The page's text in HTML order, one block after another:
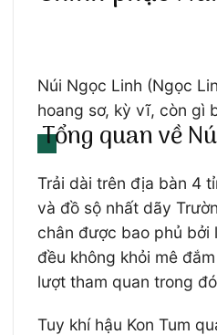
Núi Ngọc Linh (Ngọc
hoang sơ, kỳ vĩ, còn gì
Tổng quan về
Trải dài trên địa bàn 4
và đồ sộ nhất dãy
chân được bao phủ bởi
đều không khỏi mê
lượt tham quan trong
Tuy khí hậu Kon Tum